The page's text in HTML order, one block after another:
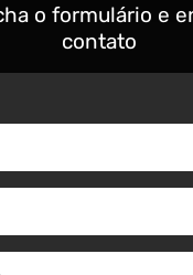
o formulário e
contato